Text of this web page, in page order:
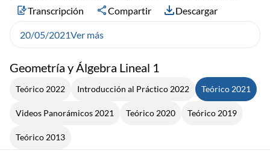
Geometría y Álgebra Lineal 1
Teórico 2022 Introducción al Práctico 2022 Teórico 2021
Videos Panorámicos 2021 Teórico 2020 Teórico 2019
Teórico 2013
Transcripción Compartir Descargar
20/05/2021Ver más